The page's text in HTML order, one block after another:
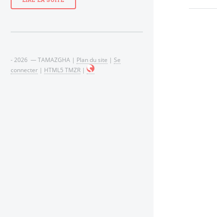
- 2026 — TAMAZGHA | Plan du site | Se
connecter | HTML5 TMZR |